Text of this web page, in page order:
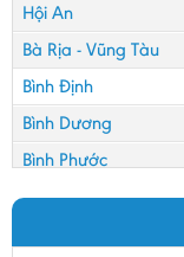
Hội An
Bà Rịa - Vũng Tàu
Bình Định
Bình Dương
Bình Phước
Bình Thuận